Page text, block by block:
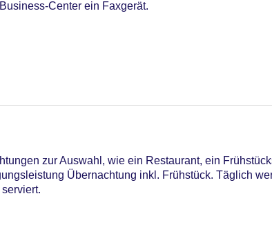
Center ein Faxgerät.
Mastercard, Visa
zur Auswahl, wie ein Restaurant, ein
Übernachtung inkl. Frühstück. Täglich